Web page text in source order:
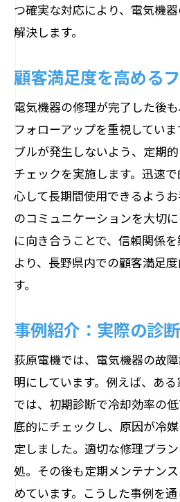
つ確実な対応により、電気機
解決します。
顧客満足度を高める
電気機器の修理が完了した後
フォローアップを重視してい
ブルが発生しないよう、定期
チェックを実施します。迅速
心して長期間使用できるよう
のコミュニケーションを大切
に向き合うことで、信頼関係
より、長野県内での顧客満足
す。
事例紹介：実際の診
荻原電機では、電気機器の故
明にしています。例えば、あ
では、初期診断で冷却効率の
底的にチェックし、原因が冷
定しました。適切な修理プラ
処。その後も定期メンテナン
めています。こうした事例を